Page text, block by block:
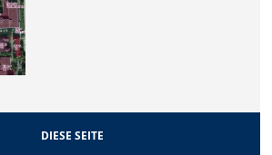
DIESE SEITE